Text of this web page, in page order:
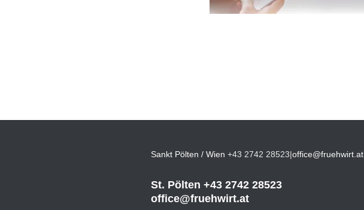
Sankt Pölten / Wien +43 2742 28523|office@fruehwirt.at
St. Pölten +43 2742 28523
office@fruehwirt.at